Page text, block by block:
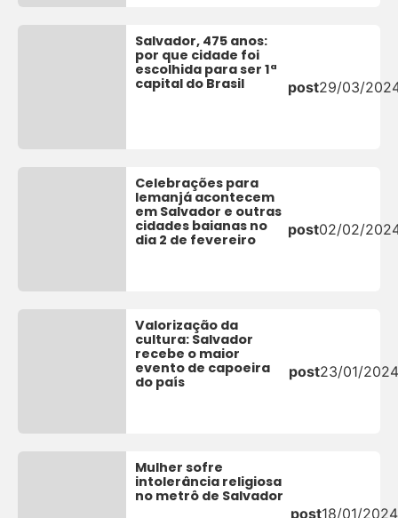
Salvador, 475 anos:
por que cidade foi
escolhida para ser 1ª
capital do Brasil
post29/03/
Celebrações para
Iemanjá acontecem
em Salvador e outras
cidades baianas no
dia 2 de fevereiro
post02/02/
Valorização da
cultura: Salvador
recebe o maior
evento de capoeira
do país
post23/01/
Mulher sofre
intolerância religiosa
no metrô de Salvador
post18/01/2024